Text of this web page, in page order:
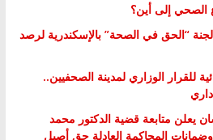
الصحي إلى أين؟
“الحق في الصحة” بالإسكندرية لرصد
للقرار الوزاري لمدينة الصحفيين..
يعلن متابعة قضية الدكتور محمد
المحاكمة العادلة حق أصيل